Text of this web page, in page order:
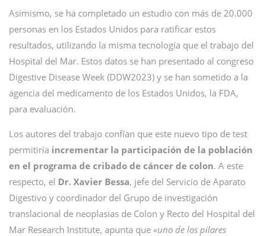
Asimismo, se ha completado un estudio con más de 20.000
personas en los Estados Unidos para ratificar estos
resultados, utilizando la misma tecnología que el trabajo del
Hospital del Mar. Estos datos se han presentado al congreso
Digestive Disease Week (DDW2023) y se han sometido a la
agencia del medicamento de los Estados Unidos, la FDA,
para evaluación.
Los autores del trabajo confían que este nuevo tipo de test
permitiría incrementar la participación de la población
en el programa de cribado de cáncer de colon. A este
respecto, el Dr. Xavier Bessa, jefe del Servicio de Aparato
Digestivo y coordinador del Grupo de investigación
translacional de neoplasias de Colon y Recto del Hospital del
Mar Research Institute, apunta que «uno de los pilares